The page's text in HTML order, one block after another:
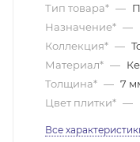
Тип товара* —
Назначение* —
Коллекция* —
Материал* —
Толщина* — 7
Цвет плитки* —
Все